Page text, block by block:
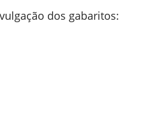
dos gabaritos: